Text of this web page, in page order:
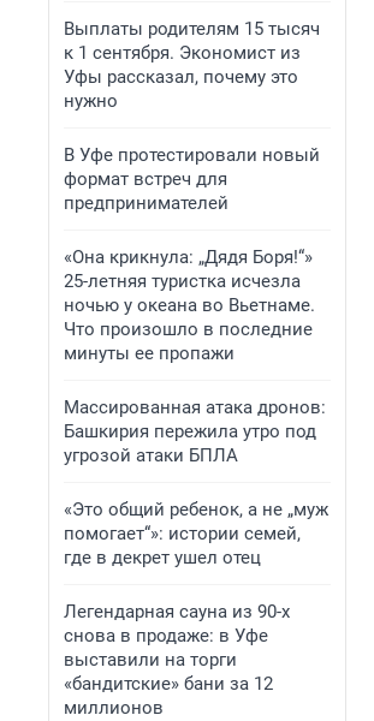
Выплаты родителям 15 тысяч
к 1 сентября. Экономист из
Уфы рассказал, почему это
нужно
В Уфе протестировали новый
формат встреч для
предпринимателей
«Она крикнула: „Дядя Боря!“»
25-летняя туристка исчезла
ночью у океана во Вьетнаме.
Что произошло в последние
минуты ее пропажи
Массированная атака дронов:
Башкирия пережила утро под
угрозой атаки БПЛА
«Это общий ребенок, а не „муж
помогает“»: истории семей,
где в декрет ушел отец
Легендарная сауна из 90-х
снова в продаже: в Уфе
выставили на торги
«бандитские» бани за 12
миллионов